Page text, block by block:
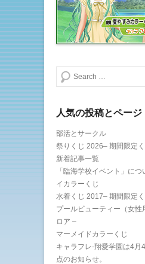
検索する
人気の投稿とページ
部活とサークル
祭りくじ 2026– 期間限定
新着記事一覧
「臨海学校イベント」に
イカラーくじ
水着くじ 2017– 期間限定
プールビューティー（女性
ロア –
マーメイドカラーくじ
キャラフレ-翔愛学園は4月
点のお知らせ。